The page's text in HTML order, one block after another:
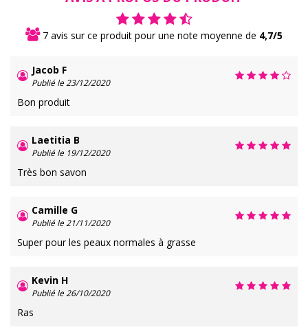
7 avis sur ce produit pour une note moyenne de 4,7/5
Jacob F
Publié le 23/12/2020
Bon produit
Laetitia B
Publié le 19/12/2020
Très bon savon
Camille G
Publié le 21/11/2020
Super pour les peaux normales à grasse
Kevin H
Publié le 26/10/2020
Ras